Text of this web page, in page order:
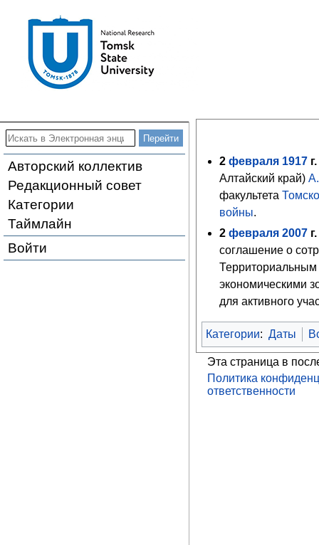
Авторский коллектив
Редакционный совет
Категории
Таймлайн
Войти
2 февраля 1917 г.
Алтайский край)
факультета
войны.
2 февраля 2007 г.
соглашение о
экономическими
для активного
Категории: Даты
Эта страница в
Политика
ответственности